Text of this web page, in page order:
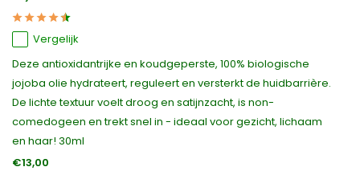
Vergelijk
Deze antioxidantrijke en koudgeperste, 100% biologische
jojoba olie hydrateert, reguleert en versterkt de huidbarrière.
De lichte textuur voelt droog en satijnzacht, is non-
comedogeen en trekt snel in - ideaal voor gezicht, lichaam
en haar! 30ml
€13,00